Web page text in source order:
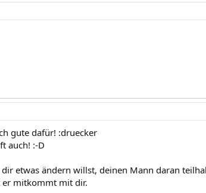
gute dafür! :druecker
auch! :-D
etwas ändern willst, deinen Mann daran
mitkommt mit dir.